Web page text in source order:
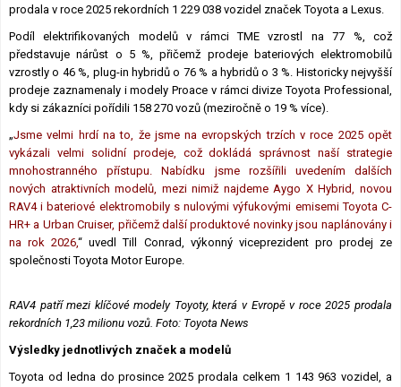
prodala v roce 2025 rekordních 1 229 038 vozidel značek Toyota a Lexus.
Podíl elektrifikovaných modelů v rámci TME vzrostl na 77 %, což
představuje nárůst o 5 %, přičemž prodeje bateriových elektromobilů
vzrostly o 46 %, plug-in hybridů o 76 % a hybridů o 3 %. Historicky nejvyšší
prodeje zaznamenaly i modely Proace v rámci divize Toyota Professional,
kdy si zákazníci pořídili 158 270 vozů (meziročně o 19 % více).
„Jsme velmi hrdí na to, že jsme na evropských trzích v roce 2025 opět
vykázali velmi solidní prodeje, což dokládá správnost naší strategie
mnohostranného přístupu. Nabídku jsme rozšířili uvedením dalších
nových atraktivních modelů, mezi nimiž najdeme Aygo X Hybrid, novou
RAV4 i bateriové elektromobily s nulovými výfukovými emisemi Toyota C-
HR+ a Urban Cruiser, přičemž další produktové novinky jsou naplánovány i
na rok 2026,“ uvedl Till Conrad, výkonný viceprezident pro prodej ze
společnosti Toyota Motor Europe.
RAV4 patří mezi klíčové modely Toyoty, která v Evropě v roce 2025 prodala
rekordních 1,23 milionu vozů. Foto: Toyota News
Výsledky jednotlivých značek a modelů
Toyota od ledna do prosince 2025 prodala celkem 1 143 963 vozidel, a